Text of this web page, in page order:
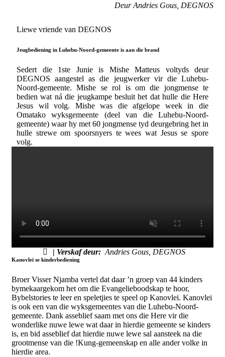
Deur Andries Gous, DEGNOS
Liewe vriende van DEGNOS
Jeugbediening in Luhebu-Noord-gemeente is aan die brand
Sedert die 1ste Junie is Mishe Matteus voltyds deur
DEGNOS aangestel as die jeugwerker vir die Luhebu-
Noord-gemeente. Mishe se rol is om die jongmense te
bedien wat ná die jeugkampe besluit het dat hulle die Here
Jesus wil volg. Mishe was die afgelope week in die
Omatako wyksgemeente (deel van die Luhebu-Noord-
gemeente) waar hy met 60 jongmense tyd deurgebring het in
hulle strewe om spoorsnyers te wees wat Jesus se spore
volg.
| Verskaf deur: Andries Gous, DEGNOS
Kanovlei se kinderbediening
Broer Visser Njamba vertel dat daar ’n groep van 44 kinders
bymekaargekom het om die Evangelieboodskap te hoor,
Bybelstories te leer en speletjies te speel op Kanovlei. Kanovlei
is ook een van die wyksgemeentes van die Luhebu-Noord-
gemeente. Dank asseblief saam met ons die Here vir die
wonderlike nuwe lewe wat daar in hierdie gemeente se kinders
is, en bid asseblief dat hierdie nuwe lewe sal aansteek na die
grootmense van die !Kung-gemeenskap en alle ander volke in
hierdie area.